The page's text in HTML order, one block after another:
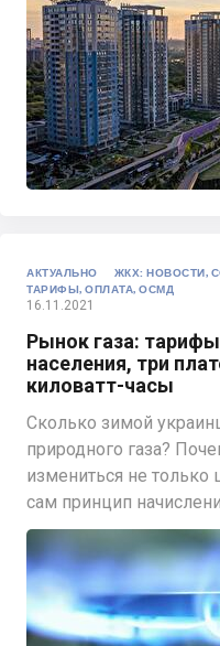
АКТУАЛЬНО
ЖКХ: НОВОСТИ,
ТАРИФЫ, ОПЛАТА, ОСМД
16.11.2021
Рынок газа:
населения, три
киловатт-часы
Сколько зимой
природного газа?
измениться не только
сам принцип